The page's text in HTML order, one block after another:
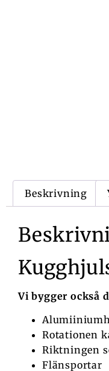
Beskrivning
Vi bygger också
Rotationen
Riktningen
Flänsportar